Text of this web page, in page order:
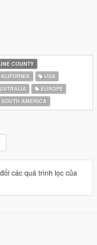
COUNTY
USA
EUROPE
SOUTH AMERICA
các quá trình lọc của